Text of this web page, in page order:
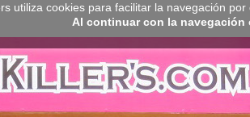
utiliza cookies para facilitar la navegación
Al continuar con la navegación